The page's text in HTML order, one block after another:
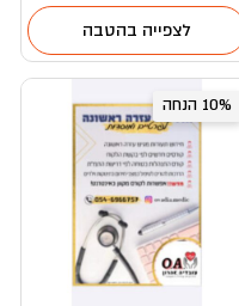
לצפייה בהטבה
10% הנחה